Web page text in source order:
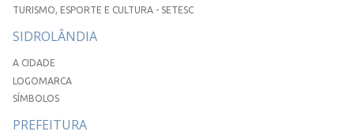
TURISMO, ESPORTE E CULTURA - SETESC
SIDROLÂNDIA
A CIDADE
LOGOMARCA
SÍMBOLOS
PREFEITURA